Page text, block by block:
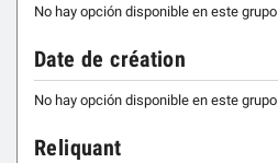
No hay opción disponible en este grupo
Date de création
No hay opción disponible en este grupo
Reliquant